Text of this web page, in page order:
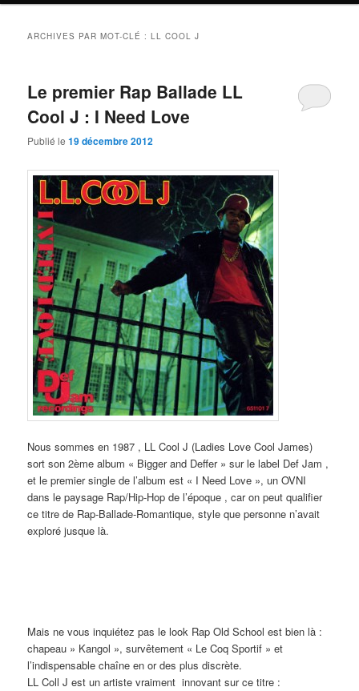
ARCHIVES PAR MOT-CLÉ :LL COOL J
Le premier Rap Ballade LL
Cool J : I Need Love
Publié le19 décembre 2012
Nous sommes en 1987 , LL Cool J (Ladies Love Cool James)
sort son 2ème album « Bigger and Deffer » sur le label Def Jam ,
et le premier single de l’album est « I Need Love », un OVNI
dans le paysage Rap/Hip-Hop de l’époque , car on peut qualifier
ce titre de Rap-Ballade-Romantique, style que personne n’avait
exploré jusque là.
Mais ne vous inquiétez pas le look Rap Old School est bien là :
chapeau » Kangol », survêtement « Le Coq Sportif » et
l’indispensable chaîne en or des plus discrète.
LL Coll J est un artiste vraiment innovant sur ce titre :